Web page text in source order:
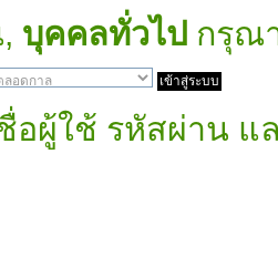
บุคคลทั่วไป กรุณ
อผู้ใช้ รหัสผ่าน แ